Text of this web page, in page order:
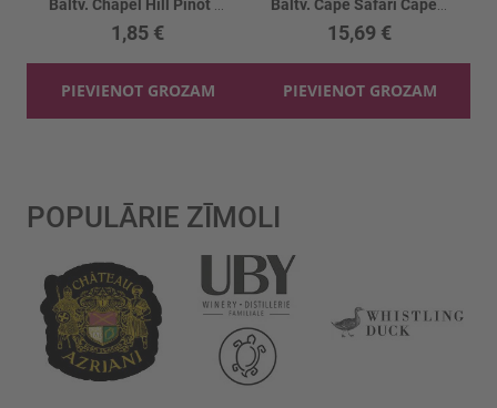
1,85 €
PIEVIENOT GROZAM
15,69 €
PIEVIENOT GROZAM
POPULĀRIE ZĪMOLI